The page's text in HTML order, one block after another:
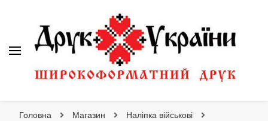
Головна Магазин Наліпка військові